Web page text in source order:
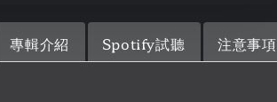
專輯介紹 Spotify試聽 注意事項